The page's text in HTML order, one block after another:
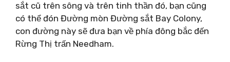
sắt cũ trên sông và trên tinh thần đó, bạn cũng
có thể đón Đường mòn Đường sắt Bay Colony,
con đường này sẽ đưa bạn về phía đông bắc đến
Rừng Thị trấn Needham.